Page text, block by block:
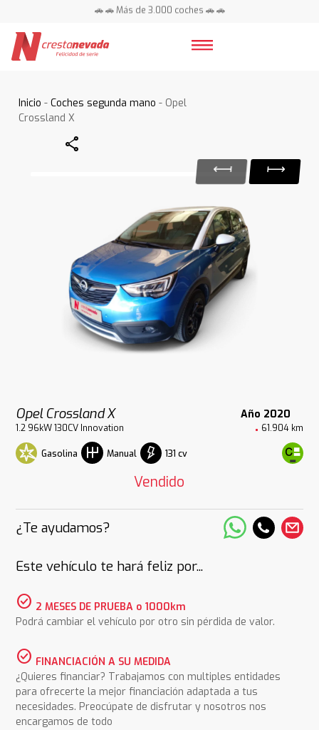
🚗 🚗 Más de 3.000 coches 🚗 🚗
Inicio -Coches segunda mano - Opel
Crossland X
Share
Opel Crossland X Año 2020
1.2 96kW 130CV Innovation 61.904 km
Gasolina Manual 131 cv
Vendido
¿Te ayudamos?
Este vehículo te hará feliz por...
check_circle 2 MESES DE PRUEBA o 1000km
Podrá cambiar el vehículo por otro sin pérdida de valor.
check_circle FINANCIACIÓN A SU MEDIDA
¿Quieres financiar? Trabajamos con multiples entidades
para ofrecerte la mejor financiación adaptada a tus
necesidades. Preocúpate de disfrutar y nosotros nos
encargamos de todo